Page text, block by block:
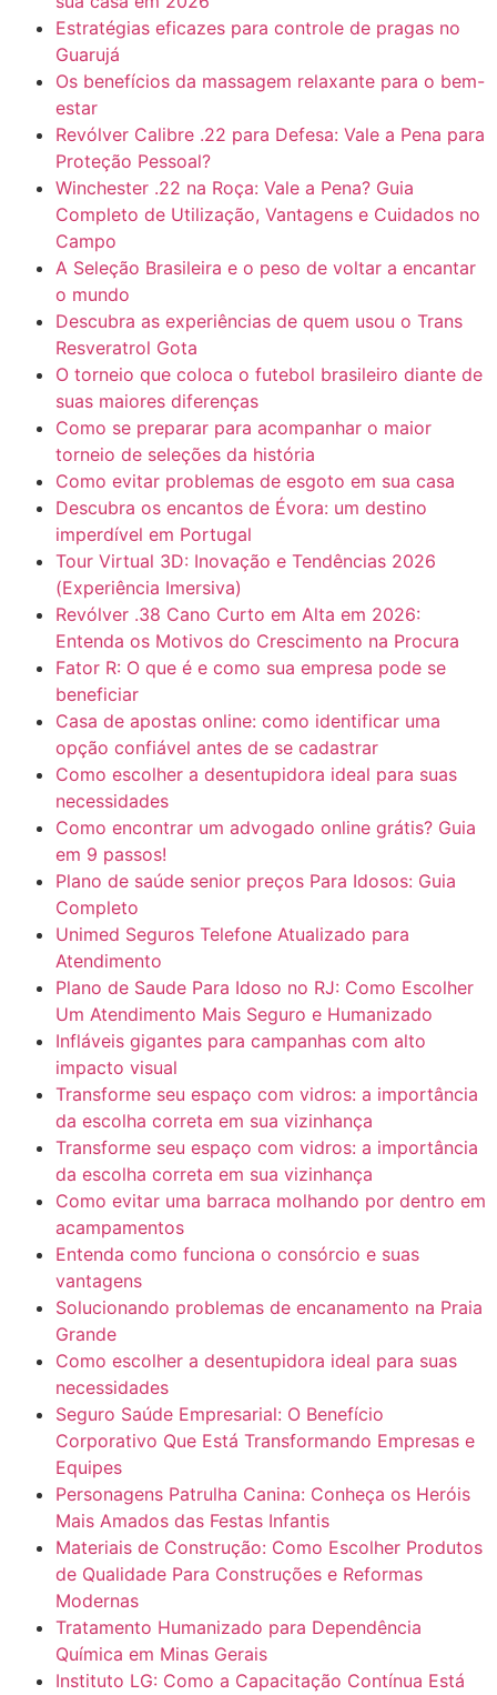
Estratégias eficazes para controle de pragas no
Guarujá
Os benefícios da massagem relaxante para o bem-
estar
Revólver Calibre .22 para Defesa: Vale a Pena para
Proteção Pessoal?
Winchester .22 na Roça: Vale a Pena? Guia
Completo de Utilização, Vantagens e Cuidados no
Campo
A Seleção Brasileira e o peso de voltar a encantar
o mundo
Descubra as experiências de quem usou o Trans
Resveratrol Gota
O torneio que coloca o futebol brasileiro diante de
suas maiores diferenças
Como se preparar para acompanhar o maior
torneio de seleções da história
Como evitar problemas de esgoto em sua casa
Descubra os encantos de Évora: um destino
imperdível em Portugal
Tour Virtual 3D: Inovação e Tendências 2026
(Experiência Imersiva)
Revólver .38 Cano Curto em Alta em 2026:
Entenda os Motivos do Crescimento na Procura
Fator R: O que é e como sua empresa pode se
beneficiar
Casa de apostas online: como identificar uma
opção confiável antes de se cadastrar
Como escolher a desentupidora ideal para suas
necessidades
Como encontrar um advogado online grátis? Guia
em 9 passos!
Plano de saúde senior preços Para Idosos: Guia
Completo
Unimed Seguros Telefone Atualizado para
Atendimento
Plano de Saude Para Idoso no RJ: Como Escolher
Um Atendimento Mais Seguro e Humanizado
Infláveis gigantes para campanhas com alto
impacto visual
Transforme seu espaço com vidros: a importância
da escolha correta em sua vizinhança
Transforme seu espaço com vidros: a importância
da escolha correta em sua vizinhança
Como evitar uma barraca molhando por dentro em
acampamentos
Entenda como funciona o consórcio e suas
vantagens
Solucionando problemas de encanamento na Praia
Grande
Como escolher a desentupidora ideal para suas
necessidades
Seguro Saúde Empresarial: O Benefício
Corporativo Que Está Transformando Empresas e
Equipes
Personagens Patrulha Canina: Conheça os Heróis
Mais Amados das Festas Infantis
Materiais de Construção: Como Escolher Produtos
de Qualidade Para Construções e Reformas
Modernas
Tratamento Humanizado para Dependência
Química em Minas Gerais
Instituto LG: Como a Capacitação Contínua Está